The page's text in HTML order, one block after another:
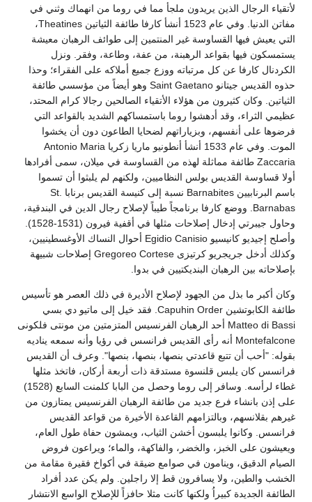
لأتقياء الرجال الذين يريدون ملجأ مما في روما من انهماك وثني في
مفاتن الدنيا. وفي عام 1523 أنشأ كارفا طائفة الثياتين Theatines،
التي يعيش فيها القساوسة غير المنتمين إلى طوائف الرهبان معيشة
يستمسكون فيها بقواعد الرهبنة، من عفة، وطاعة، وفقر. ونزل
الكردنال كارفا عن كل مرتباته ووزع جميع أملاكه على الفقراء؛ وحذا
حذوه القديس جيتانو Saint Gaetano وهو أيضاً من مؤسسي طائفة
الثياتين. وكان كثيرون من هؤلاء الأتقياء الصالحين رجالا كرام المحتد،
عظيمي الثراء، وقد أدهشوا روما باستمساكهم الشديد بالقواعد التي
فرضوها على أنفسهم، وبزياراتهم لضحايا الطاعون دون أن يخشوا
الموت. وفي عام 1533 أنشأ أنطونيو ماريا زكريا Antonio Maria
Zaccaria طائفة مماثلة لهذه من القساوسة في ميلان، سمى أفرادها
أولا قساوسة القديس بولس النظاميين، ولكنهم لم يلبثوا أن تسموا
باسم البرنابيين Barnabites نسبة إلى كنيسة القديس برنابا St.
Barnabas. ووضع كارفا برنامجاً طيباً لإصلاح رجال الدين في البندقية،
وحاول جيبرتي إدخال إصلاحات مثلها في أقفية فيرون (1531-1528).
وأصلح إجيديو كانيسيو Egidio Canisio أحوال النساك الأوغسطينيين،
وكذلك أدخل جريجريو كرتيزى Gregoreo Cortese إصلاحات شبيهة
بإصلاحاته بين الرهبان البنديكتيين في بدوا.
وكان أكبر ما بذل من الجهود لإصلاح الأديرة في ذلك العصر هو تأسيس
طائفة الكابوتشين Capuhin Order. فقد خيل إلى ماتيو دي بسي
Matteo di Bassi أحد الرهبان الفرنسيس المتزمتين من مونتى فلكونى
Montefalcone أنه رأى القديس فرانسس في رؤيا وأنه سمعه يناديه
بقوله: "أحب أن تتبع قاعدتي بنصها، بنصها، بنصها". وعرف أن القديس
فرانسس كان يلبس قلنسوة مستدقة ذات أربعة أركان، فاتخذ مثلها
غطاء لرأسه. وسافر إلى روما وحصل من البابا كلمنت السابع (1528)
على إذن بانشاء فرع جديد من طائفة الرهبان الفرنسيس يمتازون من
غيرهم بقلانسهم، وبالتزامهم القاعدة الأخيرة من قواعد القديس
فرانسس. وكانوا يلبسون أخشن الثياب، ويمشون حفاة طول العام،
ويعيشون على الخبز، والخضر، والفاكهة، والماء؛ ويراعون فروض
الصيام الدقيق، وينامون في صوامع ضيقة في أكواخ فقيرة مقامة من
الخشب والطين، ولا يسافرون قط إلا راجلين. ولم يكن عدد أفراد
الطائفة الجديدة كبيراُ ولكنها كانت مثلا حافزاً للإصلاح الواسع الانتشار